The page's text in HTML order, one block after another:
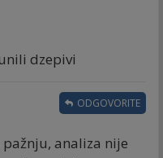
dzepivi
analiza nije
ODGOVORITE